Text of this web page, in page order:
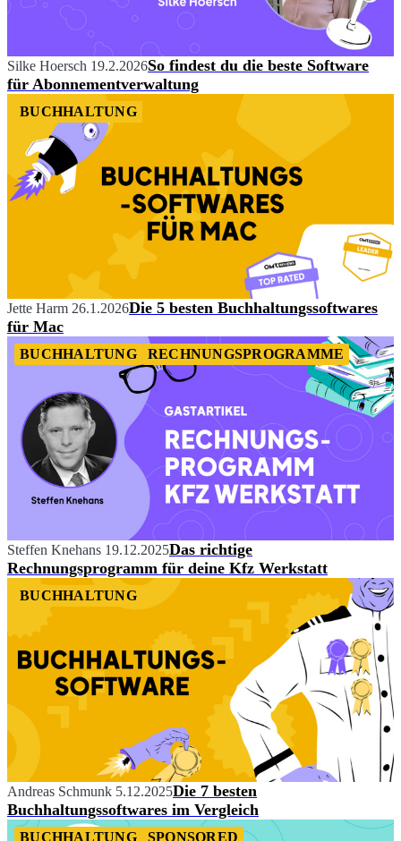
Silke Hoersch 19.2.2026So findest du die beste Software
für Abonnementverwaltung
BUCHHALTUNG
Jette Harm 26.1.2026Die 5 besten Buchhaltungssoftwares
für Mac
BUCHHALTUNG RECHNUNGSPROGRAMME
Steffen Knehans 19.12.2025Das richtige
Rechnungsprogramm für deine Kfz Werkstatt
BUCHHALTUNG
Andreas Schmunk 5.12.2025Die 7 besten
Buchhaltungssoftwares im Vergleich
BUCHHALTUNG SPONSORED